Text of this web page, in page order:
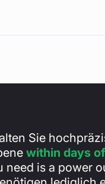
Sie
within days
need is a power